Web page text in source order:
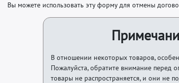
Вы можете использовать эту форму для отмены
В отношении некоторых товаров,
Пожалуйста, обратите внимание перед
товары не распространяется, и они не